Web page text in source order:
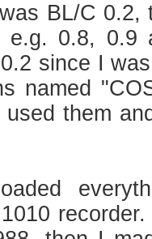
BL/C 0.2,
e.g. 0.8, 0.9
since I
named
them